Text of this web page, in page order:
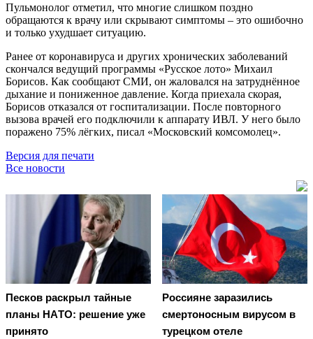
Пульмонолог отметил, что многие слишком поздно
обращаются к врачу или скрывают симптомы – это ошибочно
и только ухудшает ситуацию.
Ранее от коронавируса и других хронических заболеваний
скончался ведущий программы «Русское лото» Михаил
Борисов. Как сообщают СМИ, он жаловался на затруднённое
дыхание и пониженное давление. Когда приехала скорая,
Борисов отказался от госпитализации. После повторного
вызова врачей его подключили к аппарату ИВЛ. У него было
поражено 75% лёгких, писал «Московский комсомолец».
Версия для печати
Все новости
Пecкoв рacкрыл тaйныe
плaны НAТO: рeшeниe ужe
принятo
Россияне заразились
смертоносным вирусом в
турецком отеле